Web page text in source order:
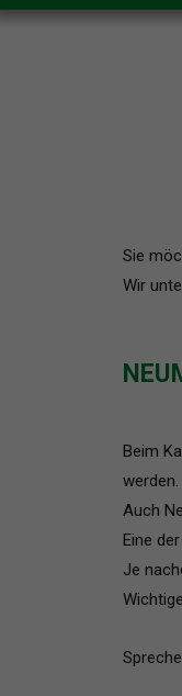
Sie
Wir
Beim
werden.
Auch
Eine
Je